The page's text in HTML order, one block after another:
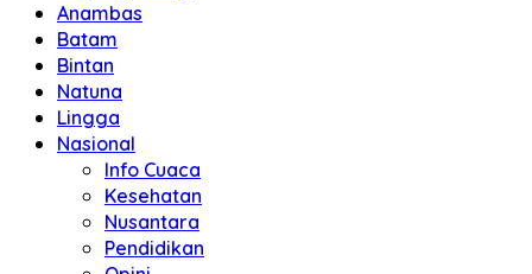
Anambas
Batam
Bintan
Natuna
Lingga
Nasional
Info Cuaca
Kesehatan
Nusantara
Pendidikan